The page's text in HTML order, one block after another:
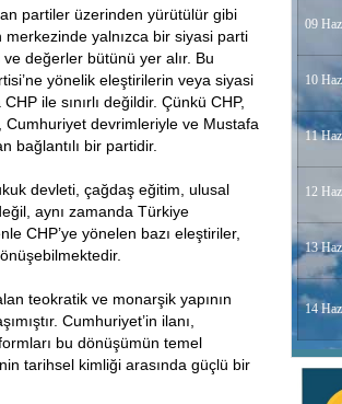
partiler üzerinden yürütülür gibi
merkezinde yalnızca bir siyasi parti
değerler bütünü yer alır. Bu
yönelik eleştirilerin veya siyasi
ile sınırlı değildir. Çünkü CHP,
devrimleriyle ve Mustafa
bağlantılı bir partidir.
devleti, çağdaş eğitim, ulusal
aynı zamanda Türkiye
CHP’ye yönelen bazı eleştiriler,
teokratik ve monarşik yapının
Cumhuriyet’in ilanı,
bu dönüşümün temel
tarihsel kimliği arasında güçlü bir
09
10
11
12
13
14